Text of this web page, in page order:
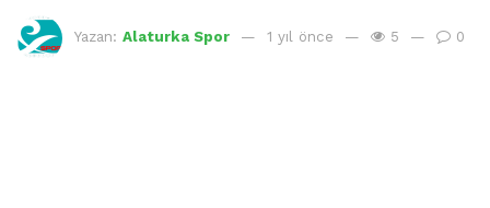
Yazan: Alaturka Spor 1 yıl önce 5 0